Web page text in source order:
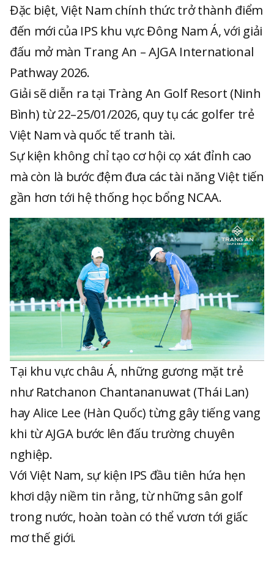
Đặc biệt, Việt Nam chính thức trở thành điểm
đến mới của IPS khu vực Đông Nam Á, với giải
đấu mở màn Trang An – AJGA International
Pathway 2026.
Giải sẽ diễn ra tại Tràng An Golf Resort (Ninh
Bình) từ 22–25/01/2026, quy tụ các golfer trẻ
Việt Nam và quốc tế tranh tài.
Sự kiện không chỉ tạo cơ hội cọ xát đỉnh cao
mà còn là bước đệm đưa các tài năng Việt tiến
gần hơn tới hệ thống học bổng NCAA.
Tại khu vực châu Á, những gương mặt trẻ
như Ratchanon Chantananuwat (Thái Lan)
hay Alice Lee (Hàn Quốc) từng gây tiếng vang
khi từ AJGA bước lên đấu trường chuyên
nghiệp.
Với Việt Nam, sự kiện IPS đầu tiên hứa hẹn
khơi dậy niềm tin rằng, từ những sân golf
trong nước, hoàn toàn có thể vươn tới giấc
mơ thế giới.